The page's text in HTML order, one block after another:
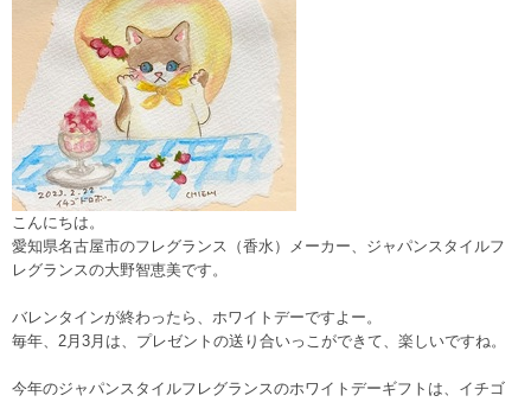
こんにちは。
愛知県名古屋市のフレグランス（香水）メーカー、ジャパンスタイルフ
レグランスの大野智恵美です。
バレンタインが終わったら、ホワイトデーですよー。
毎年、2月3月は、プレゼントの送り合いっこができて、楽しいですね。
今年のジャパンスタイルフレグランスのホワイトデーギフトは、イチゴ